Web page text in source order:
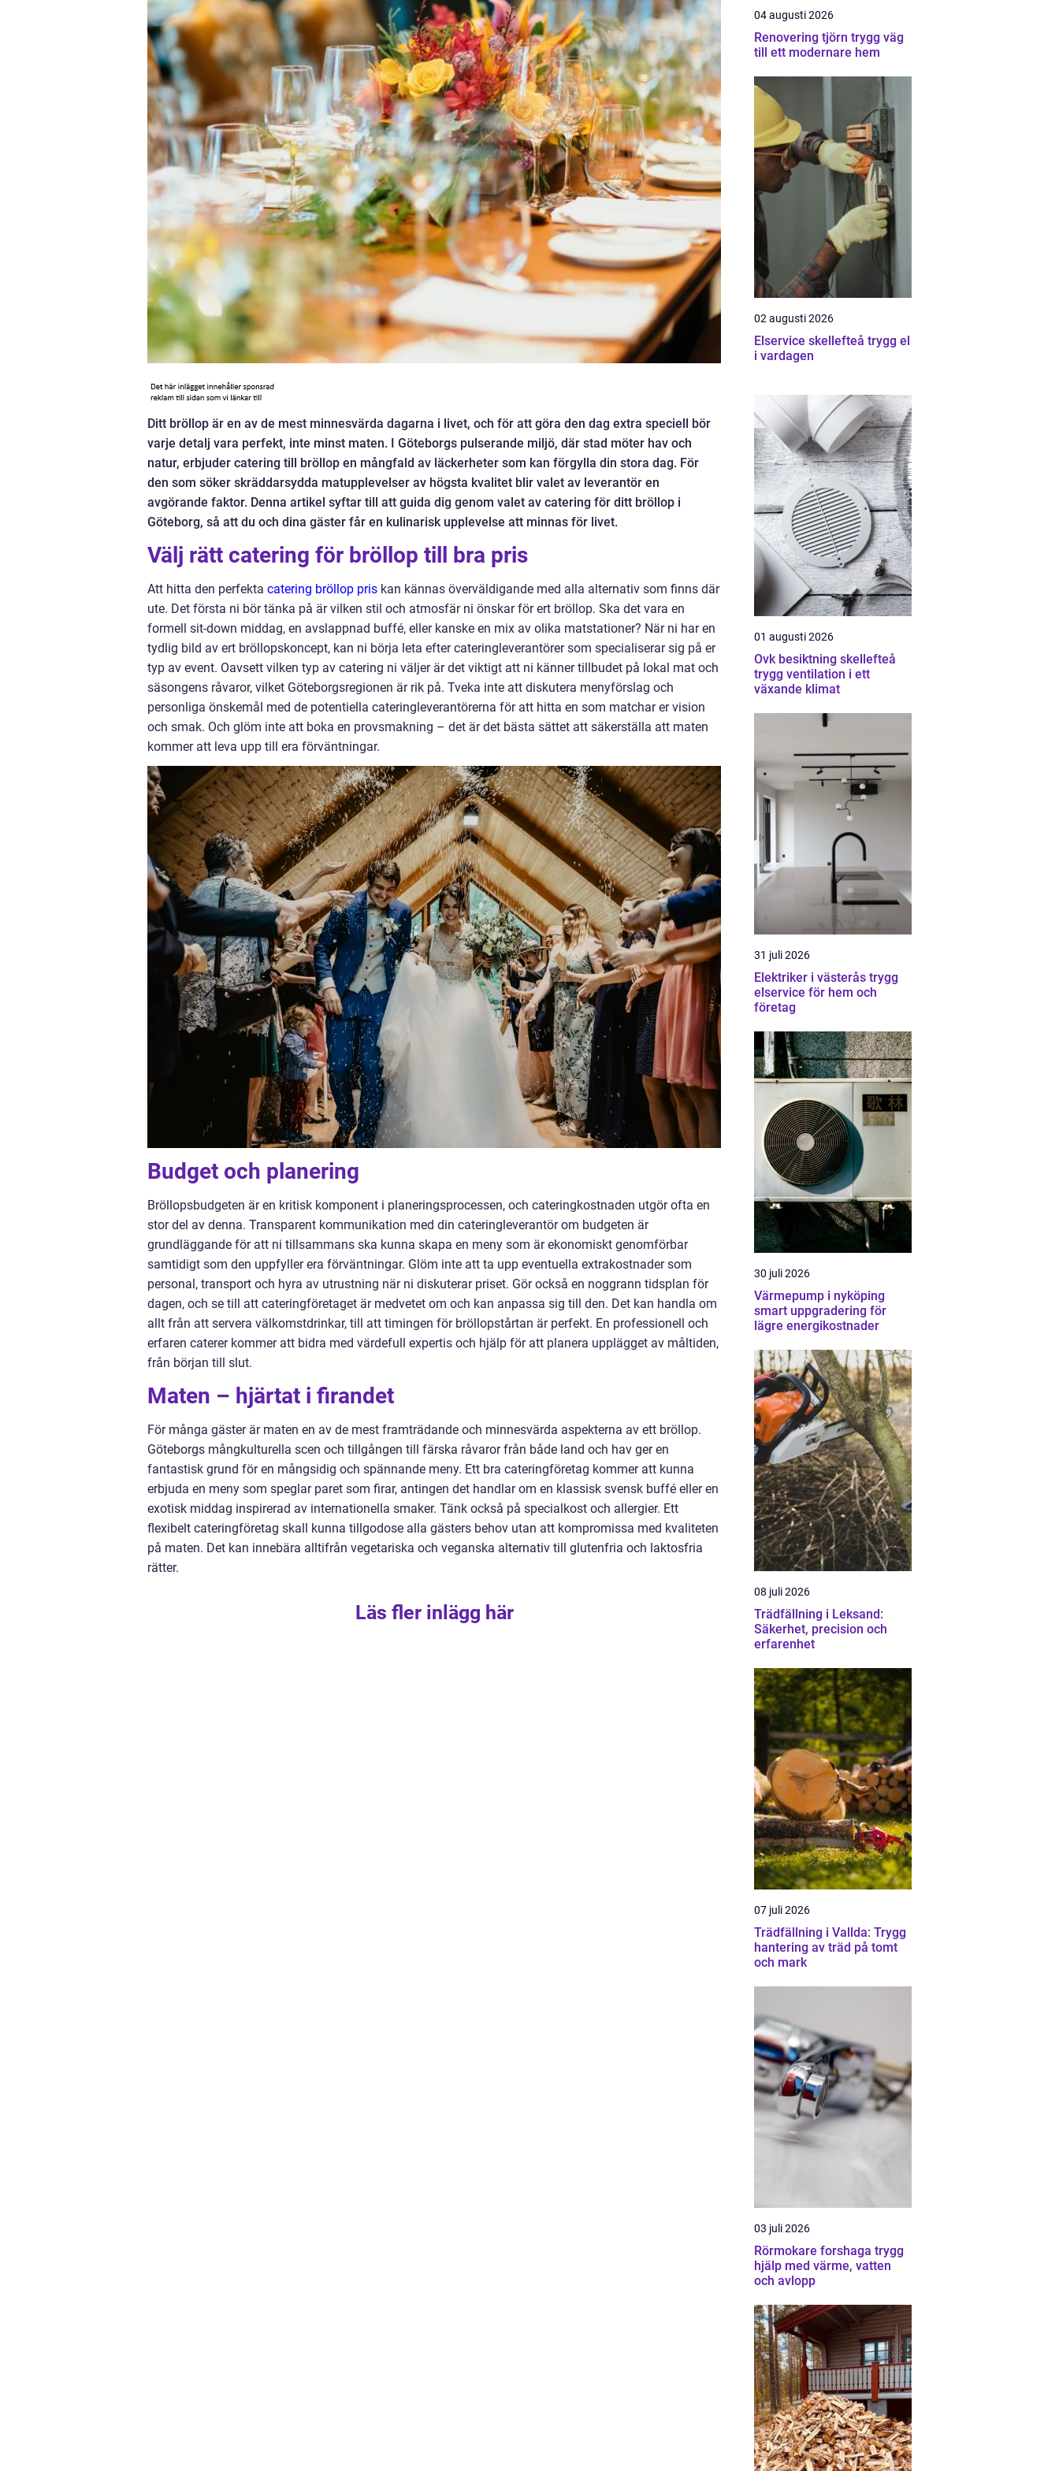
Ditt bröllop är en av de mest minnesvärda dagarna i livet, och för att göra den dag extra speciell bör
varje detalj vara perfekt, inte minst maten. I Göteborgs pulserande miljö, där stad möter hav och
natur, erbjuder catering till bröllop en mångfald av läckerheter som kan förgylla din stora dag. För
den som söker skräddarsydda matupplevelser av högsta kvalitet blir valet av leverantör en
avgörande faktor. Denna artikel syftar till att guida dig genom valet av catering för ditt bröllop i
Göteborg, så att du och dina gäster får en kulinarisk upplevelse att minnas för livet.
Välj rätt catering för bröllop till bra pris
Att hitta den perfekta catering bröllop pris kan kännas överväldigande med alla alternativ som finns där
ute. Det första ni bör tänka på är vilken stil och atmosfär ni önskar för ert bröllop. Ska det vara en
formell sit-down middag, en avslappnad buffé, eller kanske en mix av olika matstationer? När ni har en
tydlig bild av ert bröllopskoncept, kan ni börja leta efter cateringleverantörer som specialiserar sig på er
typ av event. Oavsett vilken typ av catering ni väljer är det viktigt att ni känner tillbudet på lokal mat och
säsongens råvaror, vilket Göteborgsregionen är rik på. Tveka inte att diskutera menyförslag och
personliga önskemål med de potentiella cateringleverantörerna för att hitta en som matchar er vision
och smak. Och glöm inte att boka en provsmakning – det är det bästa sättet att säkerställa att maten
kommer att leva upp till era förväntningar.
Budget och planering
Bröllopsbudgeten är en kritisk komponent i planeringsprocessen, och cateringkostnaden utgör ofta en
stor del av denna. Transparent kommunikation med din cateringleverantör om budgeten är
grundläggande för att ni tillsammans ska kunna skapa en meny som är ekonomiskt genomförbar
samtidigt som den uppfyller era förväntningar. Glöm inte att ta upp eventuella extrakostnader som
personal, transport och hyra av utrustning när ni diskuterar priset. Gör också en noggrann tidsplan för
dagen, och se till att cateringföretaget är medvetet om och kan anpassa sig till den. Det kan handla om
allt från att servera välkomstdrinkar, till att timingen för bröllopstårtan är perfekt. En professionell och
erfaren caterer kommer att bidra med värdefull expertis och hjälp för att planera upplägget av måltiden,
från början till slut.
Maten – hjärtat i firandet
För många gäster är maten en av de mest framträdande och minnesvärda aspekterna av ett bröllop.
Göteborgs mångkulturella scen och tillgången till färska råvaror från både land och hav ger en
fantastisk grund för en mångsidig och spännande meny. Ett bra cateringföretag kommer att kunna
erbjuda en meny som speglar paret som firar, antingen det handlar om en klassisk svensk buffé eller en
exotisk middag inspirerad av internationella smaker. Tänk också på specialkost och allergier. Ett
flexibelt cateringföretag skall kunna tillgodose alla gästers behov utan att kompromissa med kvaliteten
på maten. Det kan innebära alltifrån vegetariska och veganska alternativ till glutenfria och laktosfria
rätter.
Läs fler inlägg här
04 augusti 2026
Renovering tjörn trygg väg
till ett modernare hem
02 augusti 2026
Elservice skellefteå trygg el
i vardagen
01 augusti 2026
Ovk besiktning skellefteå
trygg ventilation i ett
växande klimat
31 juli 2026
Elektriker i västerås trygg
elservice för hem och
företag
30 juli 2026
Värmepump i nyköping
smart uppgradering för
lägre energikostnader
08 juli 2026
Trädfällning i Leksand:
Säkerhet, precision och
erfarenhet
07 juli 2026
Trädfällning i Vallda: Trygg
hantering av träd på tomt
och mark
03 juli 2026
Rörmokare forshaga trygg
hjälp med värme, vatten
och avlopp